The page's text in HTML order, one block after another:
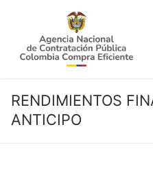
contenido
RENDIMIENTOS
ANTICIPO